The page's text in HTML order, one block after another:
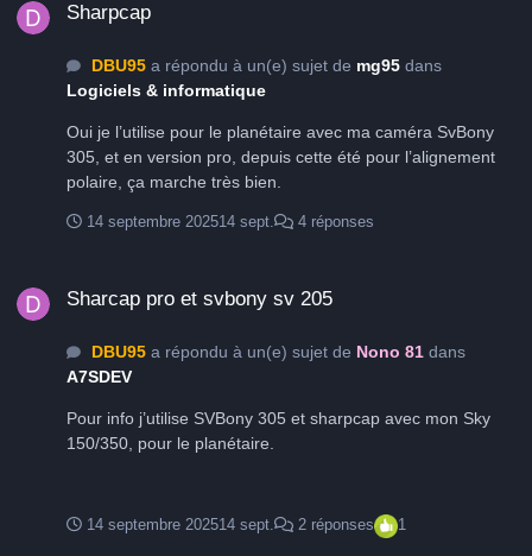
Sharpcap
DBU95a répondu à un(e) sujet de mg95dans
Logiciels & informatique
Oui je l’utilise pour le planétaire avec ma caméra SvBony
305, et en version pro, depuis cette été pour l’alignement
polaire, ça marche très bien.
14 septembre 202514 sept. 4 réponses
Sharcap pro et svbony sv 205
DBU95a répondu à un(e) sujet de Nono 81dans
A7SDEV
Pour info j’utilise SVBony 305 et sharpcap avec mon Sky
150/350, pour le planétaire.
14 septembre 202514 sept. 2 réponses 1